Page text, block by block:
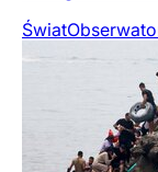
Świat